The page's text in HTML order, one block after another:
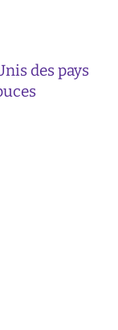
des pays